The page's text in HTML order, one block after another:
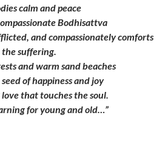
calm and peace
Bodhisattva
and compassionately comforts
the suffering.
and warm sand beaches
of happiness and joy
that touches the soul.
for young and old…”